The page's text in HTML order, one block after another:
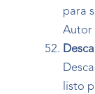
para
Autor
listo